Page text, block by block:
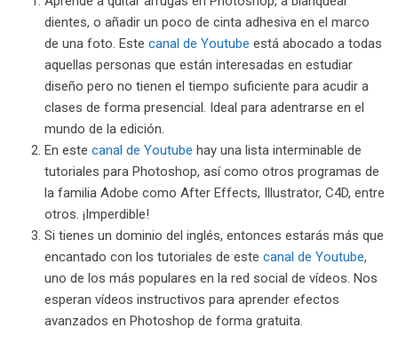
dientes, o añadir un poco de cinta adhesiva en el marco
de una foto. Este canal de Youtube está abocado a todas
aquellas personas que están interesadas en estudiar
diseño pero no tienen el tiempo suficiente para acudir a
clases de forma presencial. Ideal para adentrarse en el
mundo de la edición.
En este canal de Youtube hay una lista interminable de
tutoriales para Photoshop, así como otros programas de
la familia Adobe como After Effects, Illustrator, C4D, entre
otros. ¡Imperdible!
Si tienes un dominio del inglés, entonces estarás más que
encantado con los tutoriales de este canal de Youtube,
uno de los más populares en la red social de vídeos. Nos
esperan vídeos instructivos para aprender efectos
avanzados en Photoshop de forma gratuita.